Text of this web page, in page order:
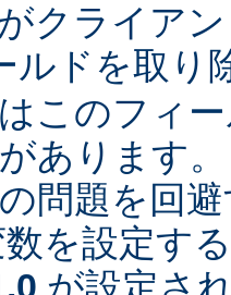
クライア
ルドを取り
このフィ
あります
問題を回
を設定す
が設定さ